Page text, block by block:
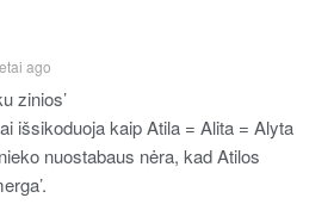
ago
zinios’
išsikoduoja kaip Atila = Alita = Alyta
nuostabaus nėra, kad Atilos